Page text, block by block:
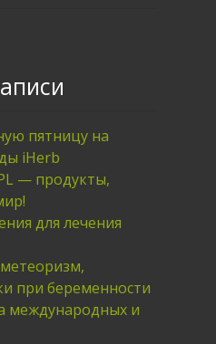
пятницу на
iHerb
— продукты,
для лечения
при беременности
международных и